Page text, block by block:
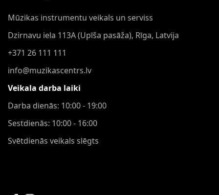
Mūzikas instrumentu veikals un serviss
Dzirnavu iela 113A (Upīša pasāža), Rīga, Latvija
+371 26 111 111
info@muzikascentrs.lv
Veikala darba laiki
Darba dienās: 10:00 - 19:00
Sestdienās: 10:00 - 16:00
Svētdienās veikals slēgts